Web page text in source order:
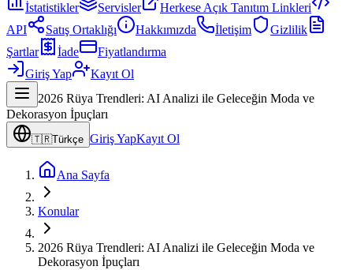
İstatistikler Servisler
Herkese Açık Tanıtım Linkleri
API
Satış Ortaklığı Hakkımızda İletişim
Gizlilik
Şartlar
İade
Fiyatlandırma
Giriş Yap
Kayıt Ol
2026 Rüya Trendleri: AI Analizi ile Geleceğin Moda ve
Dekorasyon İpuçları
🇹🇷Türkçe Giriş YapKayıt Ol
Ana Sayfa
Konular
2026 Rüya Trendleri: AI Analizi ile Geleceğin Moda ve
Dekorasyon İpuçları